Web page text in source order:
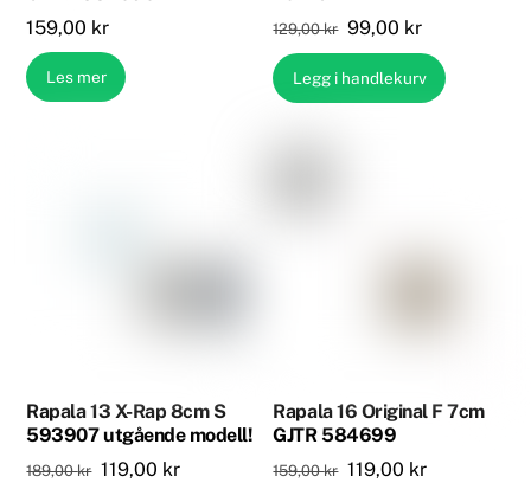
159,00 kr
Les mer
129,00kr Opprinnelig
pris
var:
99,00 krNåværende
pris
er:
Legg i handlekurv
Rapala 13 X-Rap 8cm S
593907 utgående modell!
189,00kr Opprinnelig
119,00 krNåværende
Rapala 16 Original F 7cm
GJTR 584699
159,00kr Opprinnelig
119,00 krNåværende